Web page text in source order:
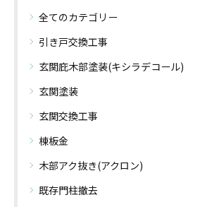
たか？社長さんはいつ…
全てのカテゴリー
引き戸交換工事
玄関庇木部塗装(キシラデコール)
玄関塗装
玄関交換工事
棟板金
木部アク抜き(アクロン)
既存門柱撤去